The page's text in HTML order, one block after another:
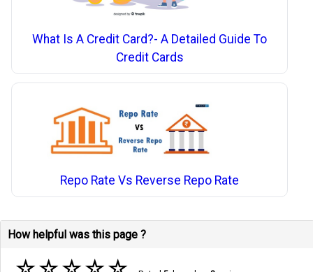
What Is A Credit Card?- A Detailed Guide To
Credit Cards
Repo Rate Vs Reverse Repo Rate
How helpful was this page ?